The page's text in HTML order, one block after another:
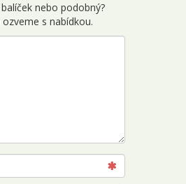
nebo podobný?
s nabídkou.